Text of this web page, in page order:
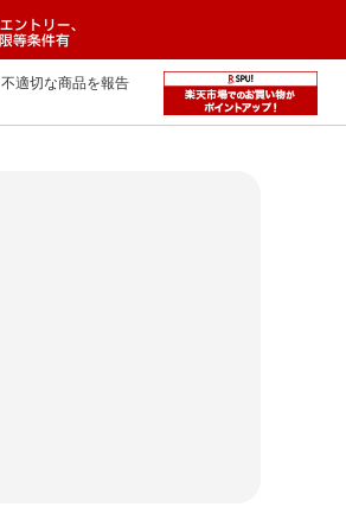
不適切な商品を報告